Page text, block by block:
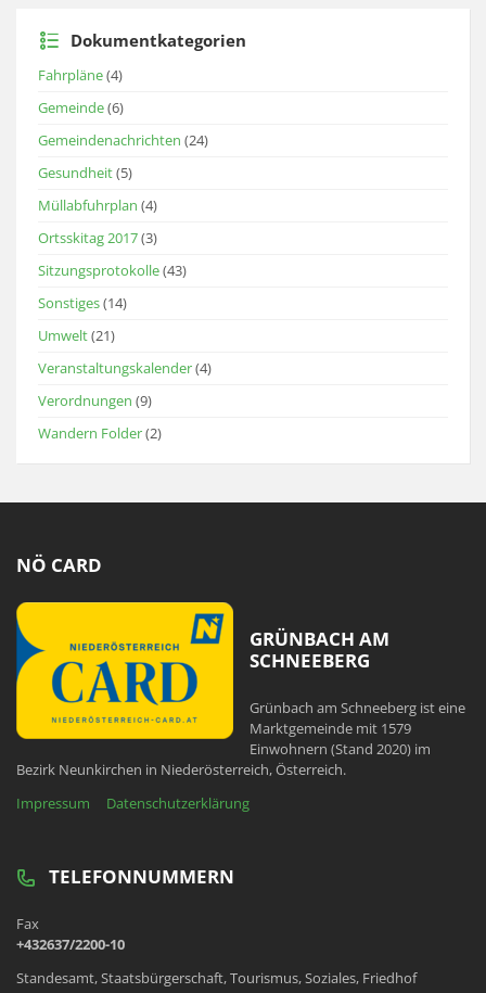
Dokumentkategorien
Fahrpläne(4)
Gemeinde(6)
Gemeindenachrichten (24)
Gesundheit(5)
Müllabfuhrplan (4)
Ortsskitag 2017(3)
Sitzungsprotokolle(43)
Sonstiges(14)
Umwelt(21)
Veranstaltungskalender(4)
Verordnungen (9)
Wandern Folder(2)
NÖ CARD
GRÜNBACH AM
SCHNEEBERG
Grünbach am Schneeberg ist eine
Marktgemeinde mit 1579
Einwohnern (Stand 2020) im
Bezirk Neunkirchen in Niederösterreich, Österreich.
Impressum
Datenschutzerklärung
TELEFONNUMMERN
Fax
+432637/2200-10
Standesamt, Staatsbürgerschaft, Tourismus, Soziales, Friedhof